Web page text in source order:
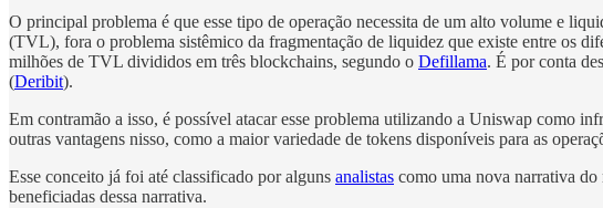
O principal problema é que esse tipo de operação necessita de um alto volume e
(TVL), fora o problema sistêmico da fragmentação de liquidez que existe entre os
milhões de TVL divididos em três blockchains, segundo o Defillama. É por conta
(Deribit).
Em contramão a isso, é possível atacar esse problema utilizando a Uniswap como
outras vantagens nisso, como a maior variedade de tokens disponíveis para as
Esse conceito já foi até classificado por alguns analistas como uma nova narrativa
beneficiadas dessa narrativa.